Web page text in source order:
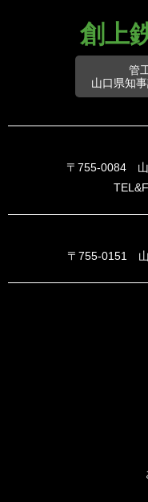
創上
管
山口県知
〒755-0084 山
〒755-0151 山